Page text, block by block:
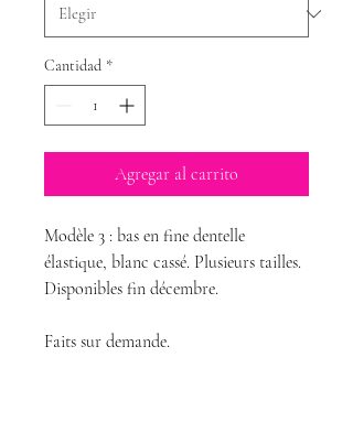
Cantidad *
Agregar al carrito
Modèle 3 : bas en fine dentelle
élastique, blanc cassé. Plusieurs tailles.
Disponibles fin décembre.
Faits sur demande.